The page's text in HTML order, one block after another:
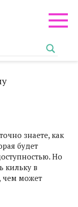
знаете, как
будет
Но
кильку в
чем может